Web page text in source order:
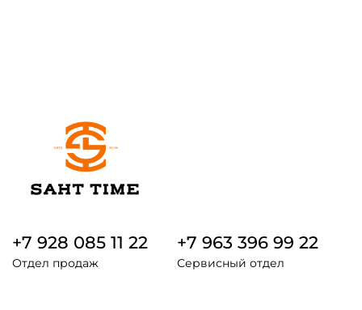
+7 928 085 11 22
Отдел продаж
+7 963 396 99 22
Сервисный отдел